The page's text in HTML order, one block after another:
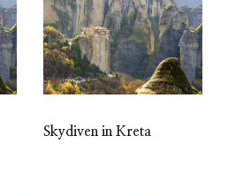
Skydiven in Kreta